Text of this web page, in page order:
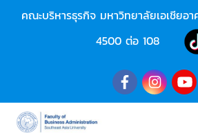
คณะบริหารธุรกิจ มหาวิทยาลัยเอเชียอ
4500ต่อ 108